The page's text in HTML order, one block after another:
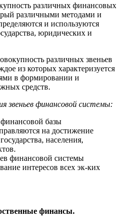
различных финансовых
различными методами и
и используются
юридических и
различных звеньев
из которых характеризуется
в формировании и
средств.
звеньев финансовой системы:
базы
на достижение
населения,
финансовой системы
интересов всех эк-ких
финансы.